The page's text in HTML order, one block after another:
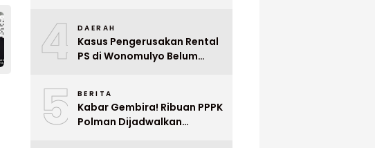
4 DAERAH
Kasus Pengerusakan Rental
PS di Wonomulyo Belum
Pelaku
5 BERITA
Kabar Gembira! Ribuan PPPK
Polman Dijadwalkan